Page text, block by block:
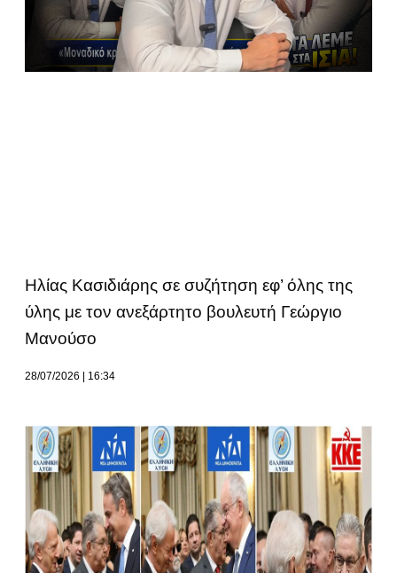
Ηλίας Κασιδιάρης σε συζήτηση εφ’ όλης της
ύλης με τον ανεξάρτητο βουλευτή Γεώργιο
Μανούσο
28/07/2026 16:34